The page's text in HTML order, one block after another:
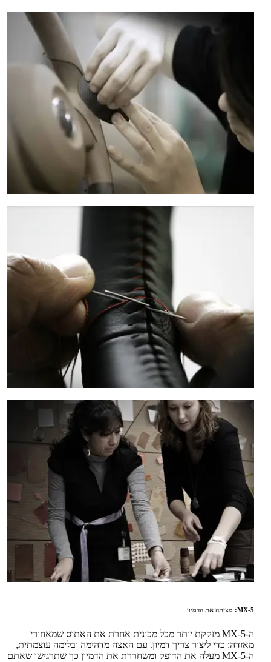
MX-5: מציתה את הדמיון
ה-MX-5 מזקקת יותר מכל מכונית אחרת את האתוס שמאחורי
מאזדה: כדי ליצור צריך דמיון. עם האצה מדהימה ובלימה עוצמתית,
ה-MX-5 מעלה את הדופק ומשחררת את הדמיון כך שתרגישו שאתם